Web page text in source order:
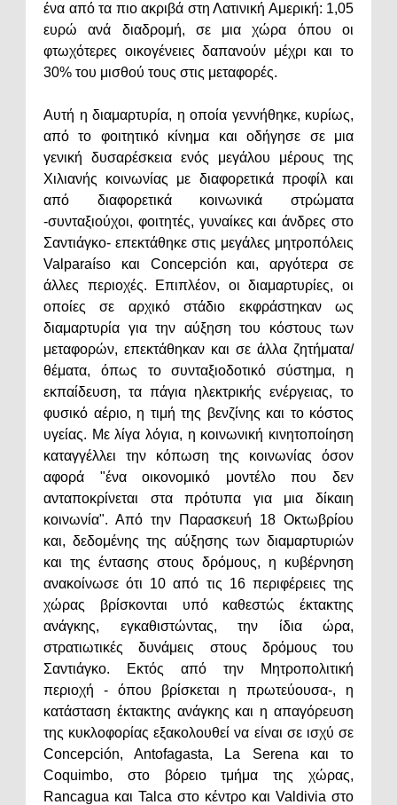
ένα από τα πιο ακριβά στη Λατινική Αμερική: 1,05
ευρώ ανά διαδρομή, σε μια χώρα όπου οι
φτωχότερες οικογένειες δαπανούν μέχρι και το
30% του μισθού τους στις μεταφορές.
Αυτή η διαμαρτυρία, η οποία γεννήθηκε, κυρίως,
από το φοιτητικό κίνημα και οδήγησε σε μια
γενική δυσαρέσκεια ενός μεγάλου μέρους της
Χιλιανής κοινωνίας με διαφορετικά προφίλ και
από διαφορετικά κοινωνικά στρώματα
-συνταξιούχοι, φοιτητές, γυναίκες και άνδρες στο
Σαντιάγκο- επεκτάθηκε στις μεγάλες μητροπόλεις
Valparaíso και Concepción και, αργότερα σε
άλλες περιοχές. Επιπλέον, οι διαμαρτυρίες, οι
οποίες σε αρχικό στάδιο εκφράστηκαν ως
διαμαρτυρία για την αύξηση του κόστους των
μεταφορών, επεκτάθηκαν και σε άλλα ζητήματα/
θέματα, όπως το συνταξιοδοτικό σύστημα, η
εκπαίδευση, τα πάγια ηλεκτρικής ενέργειας, το
φυσικό αέριο, η τιμή της βενζίνης και το κόστος
υγείας. Με λίγα λόγια, η κοινωνική κινητοποίηση
καταγγέλλει την κόπωση της κοινωνίας όσον
αφορά "ένα οικονομικό μοντέλο που δεν
ανταποκρίνεται στα πρότυπα για μια δίκαιη
κοινωνία". Από την Παρασκευή 18 Οκτωβρίου
και, δεδομένης της αύξησης των διαμαρτυριών
και της έντασης στους δρόμους, η κυβέρνηση
ανακοίνωσε ότι 10 από τις 16 περιφέρειες της
χώρας βρίσκονται υπό καθεστώς έκτακτης
ανάγκης, εγκαθιστώντας, την ίδια ώρα,
στρατιωτικές δυνάμεις στους δρόμους του
Σαντιάγκο. Εκτός από την Μητροπολιτική
περιοχή - όπου βρίσκεται η πρωτεύουσα-, η
κατάσταση έκτακτης ανάγκης και η απαγόρευση
της κυκλοφορίας εξακολουθεί να είναι σε ισχύ σε
Concepción, Antofagasta, La Serena και το
Coquimbo, στο βόρειο τμήμα της χώρας,
Rancagua και Talca στο κέντρο και Valdivia στο